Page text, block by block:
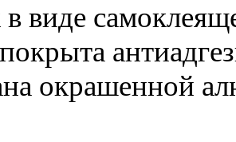
в виде
окрашенной